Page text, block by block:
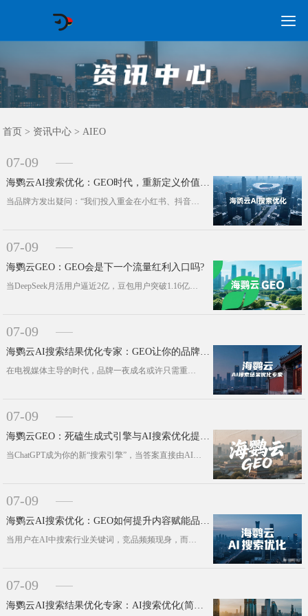

首页
GEO常见问题
GEO优化
海外GEO
网络营销
企业培训
软件开发
政策申报
资讯中心
关于我们
首页 > 资讯中心 >AIEO
07-09
海鹦云AI搜索优化：GEO时代，重新定义价值信息
当品牌方发出疑问：“我们投入重金在小红书、抖音等平台进行内容投放，为何信息在AI搜索中踪迹全无?”这一困扰，正尖锐地指向了生成···
07-09
海鹦云GEO：GEO会是下一个流量红利入口吗?
当DeepSeek月活用户逼近2亿，豆包用户突破1.16亿，一个不可忽视的事实正浮出水面：生成式AI已悄然成为亿万用户获取信息···
07-09
海鹦云AI搜索结果优化专家：GEO让你的品牌成为AI时代的“标准答案”
在电视媒体主导的时代，品牌一夜成名或许只需重金投入。互联网的碎片化浪潮却让无数企业陷入品牌推广的泥潭。如今，AI时代的到来正悄···
07-09
海鹦云GEO：死磕生成式引擎与AI搜索优化提高品牌曝光率
当ChatGPT成为你的新“搜索引擎”，当答案直接由AI生成而非链接列表呈现——企业该如何确保自己的品牌与方案被看见、被引用，···
07-09
海鹦云AI搜索优化：GEO如何提升内容赋能品牌在AI回答中C位曝光
当用户在AI中搜索行业关键词，竞品频频现身，而自家品牌却仿佛“隐身”于数字洪流，这已成为众多企业品牌在AI时代的新痛点。传统搜···
07-09
海鹦云AI搜索结果优化专家：AI搜索优化(简称GEO)更容易落地，并为企业创造增量!